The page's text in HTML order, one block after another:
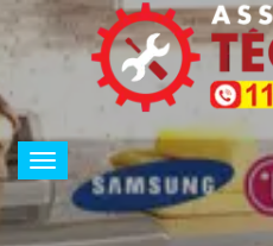
Alternar
de
navegação